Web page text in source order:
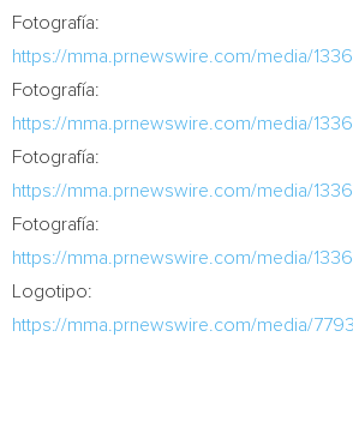
Fotografía:
https://mma.prnewswire.com/media/
Fotografía:
https://mma.prnewswire.com/media/
Fotografía:
https://mma.prnewswire.com/media/
Fotografía:
https://mma.prnewswire.com/media/
Logotipo:
https://mma.prnewswire.com/media/